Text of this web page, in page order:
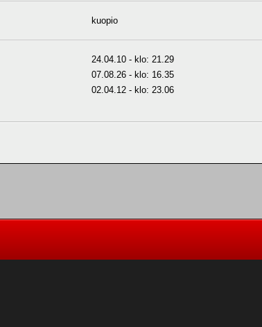
kuopio
24.04.10 - klo: 21.29
07.08.26 - klo: 16.35
02.04.12 - klo: 23.06